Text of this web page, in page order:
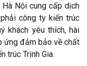
Nội cung cấp dịch
công ty kiến trúc
khách yêu thích, hài
ứng đảm bảo về chất
trúc Trịnh Gia.